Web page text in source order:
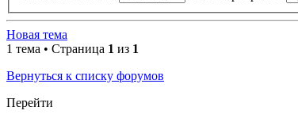
Новая тема
1 тема • Страница 1 из 1
Вернуться к списку форумов
Перейти